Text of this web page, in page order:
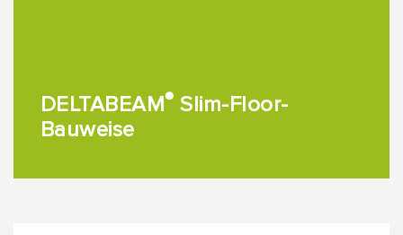
DELTABEAM® Slim-Floor-
Bauweise